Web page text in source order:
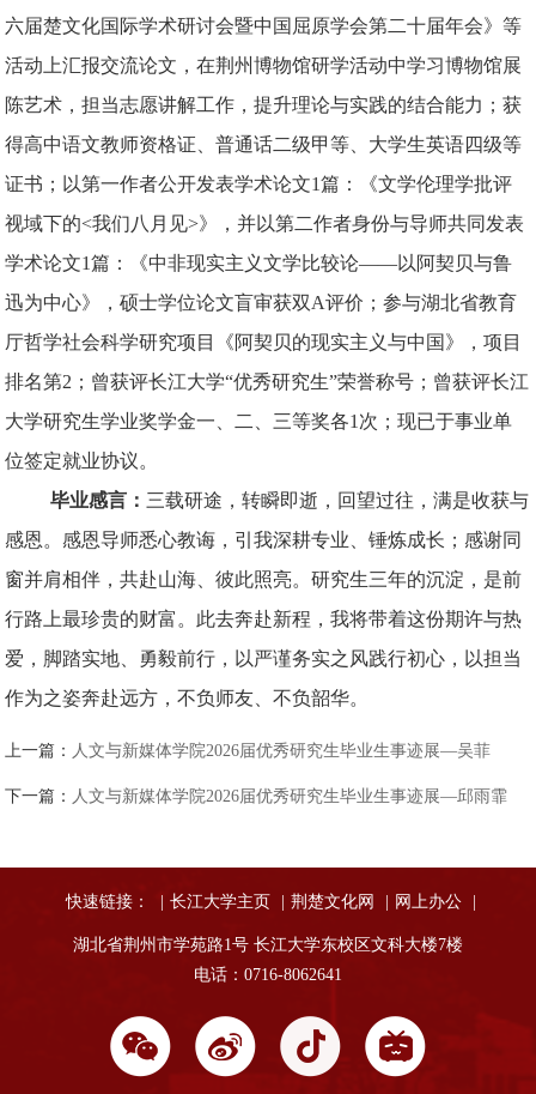
六届楚文化国际学术研讨会暨中国屈原学会第二十届年会》等
活动上汇报交流论文，在荆州博物馆研学活动中学习博物馆展
陈艺术，担当志愿讲解工作，提升理论与实践的结合能力；获
得高中语文教师资格证、普通话二级甲等、大学生英语四级等
证书；以第一作者公开发表学术论文1篇：《文学伦理学批评
视域下的<我们八月见>》，并以第二作者身份与导师共同发表
学术论文1篇：《中非现实主义文学比较论——以阿契贝与鲁
迅为中心》，硕士学位论文盲审获双A评价；参与湖北省教育
厅哲学社会科学研究项目《阿契贝的现实主义与中国》，项目
排名第2；曾获评长江大学“优秀研究生”荣誉称号；曾获评长江
大学研究生学业奖学金一、二、三等奖各1次；现已于事业单
位签定就业协议。
毕业感言： 三载研途，转瞬即逝，回望过往，满是收获与
感恩。感恩导师悉心教诲，引我深耕专业、锤炼成长；感谢同
窗并肩相伴，共赴山海、彼此照亮。研究生三年的沉淀，是前
行路上最珍贵的财富。此去奔赴新程，我将带着这份期许与热
爱，脚踏实地、勇毅前行，以严谨务实之风践行初心，以担当
作为之姿奔赴远方，不负师友、不负韶华。
上一篇： 人文与新媒体学院2026届优秀研究生毕业生事迹展—吴菲
下一篇： 人文与新媒体学院2026届优秀研究生毕业生事迹展—邱雨霏
快速链接： 长江大学主页 荆楚文化网 网上办公
湖北省荆州市学苑路1号 长江大学东校区文科大楼7楼
电话：0716-8062641